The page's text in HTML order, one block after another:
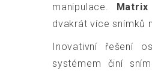
manipulace.
dvakrát více snímků
Inovativní řešení
systémem činí